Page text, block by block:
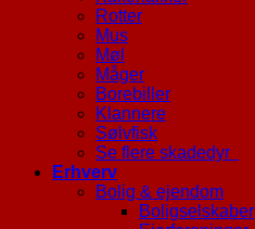
Rotter
Mus
Møl
Måger
Borebiller
Klannere
Sølvfisk
Se flere skadedyr
Erhverv
Bolig & ejendom
Boligselskaber